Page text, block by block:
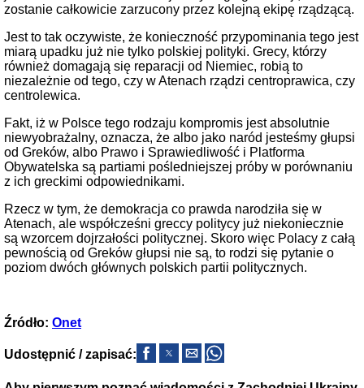
zostanie całkowicie zarzucony przez kolejną ekipę rządzącą.
Jest to tak oczywiste, że konieczność przypominania tego jest
miarą upadku już nie tylko polskiej polityki. Grecy, którzy
również domagają się reparacji od Niemiec, robią to
niezależnie od tego, czy w Atenach rządzi centroprawica, czy
centrolewica.
Fakt, iż w Polsce tego rodzaju kompromis jest absolutnie
niewyobrażalny, oznacza, że albo jako naród jesteśmy głupsi
od Greków, albo Prawo i Sprawiedliwość i Platforma
Obywatelska są partiami pośledniejszej próby w porównaniu
z ich greckimi odpowiednikami.
Rzecz w tym, że demokracja co prawda narodziła się w
Atenach, ale współcześni greccy politycy już niekoniecznie
są wzorcem dojrzałości politycznej. Skoro więc Polacy z całą
pewnością od Greków głupsi nie są, to rodzi się pytanie o
poziom dwóch głównych polskich partii politycznych.
Źródło: Onet
Udostępnić / zapisać: